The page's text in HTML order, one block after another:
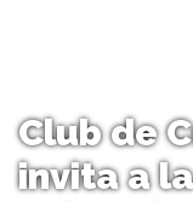
Club de
invita a